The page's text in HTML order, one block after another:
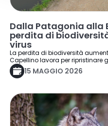
Dalla Patagonia alla
perdita di
virus
La perdita di biodiversità
Capellino lavora per ripristinare
15 MAGGIO 2026